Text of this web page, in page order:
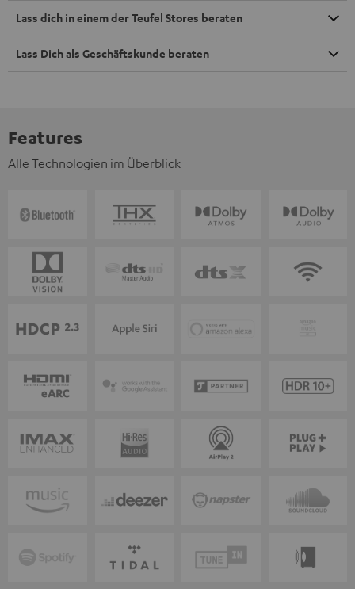
Lass dich in einem der Teufel Stores beraten
Lass Dich als Geschäftskunde beraten
Features
Alle Technologien im Überblick